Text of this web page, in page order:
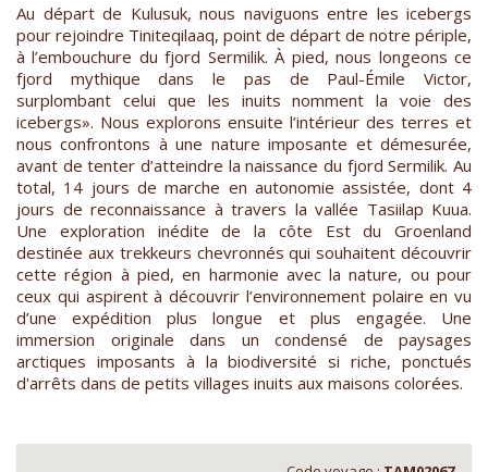
Au départ de Kulusuk, nous naviguons entre les icebergs
pour rejoindre Tiniteqilaaq, point de départ de notre périple,
à l’embouchure du fjord Sermilik. À pied, nous longeons ce
fjord mythique dans le pas de Paul-Émile Victor,
surplombant celui que les inuits nomment la voie des
icebergs». Nous explorons ensuite l’intérieur des terres et
nous confrontons à une nature imposante et démesurée,
avant de tenter d’atteindre la naissance du fjord Sermilik. Au
total, 14 jours de marche en autonomie assistée, dont 4
jours de reconnaissance à travers la vallée Tasiilap Kuua.
Une exploration inédite de la côte Est du Groenland
destinée aux trekkeurs chevronnés qui souhaitent découvrir
cette région à pied, en harmonie avec la nature, ou pour
ceux qui aspirent à découvrir l’environnement polaire en vu
d’une expédition plus longue et plus engagée. Une
immersion originale dans un condensé de paysages
arctiques imposants à la biodiversité si riche, ponctués
d'arrêts dans de petits villages inuits aux maisons colorées.